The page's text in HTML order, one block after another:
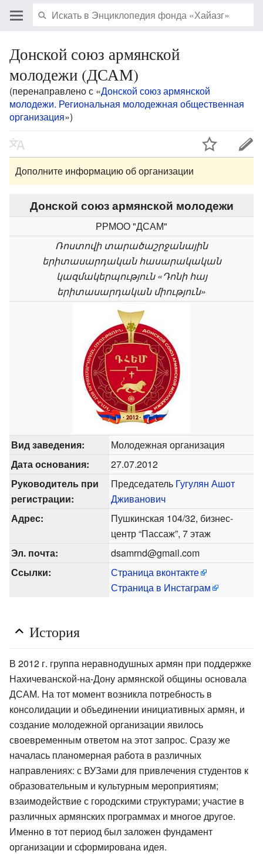
Донской союз армянской
молодежи (ДСАМ)
(перенаправлено с «Донской союз армянской
молодежи. Региональная молодежная общественная
организация»)
Дополните информацию об организации
Донской союз армянской молодежи
РРМОО "ДСАМ"
Ռոստովի տարածաշրջանային
երիտասարդական հասարակական
կազմակերպություն «Դոնի հայ
երիտասարդական միություն»
Вид заведения:
Молодежная организация
Дата основания:
27.07.2012
Руководитель при
регистрации:
Председатель Гугулян Ашот
Дживанович
Адрес:
Пушкинская 104/32, бизнес-
центр “Пассаж”, 7 этаж
Эл. почта:
dsamrnd@gmail.com
Ссылки:
Страница вконтакте
Страница в Инстаграм
История
В 2012 г. группа неравнодушных армян при поддержке
Нахичеванской-на-Дону армянской общины основала
ДСАМ. На тот момент возникла потребность в
консолидации и объединении инициативных армян, и
создание молодежной организации явилось
своевременным ответом на этот запрос. Сразу же
началась планомерная работа в различных
направлениях: с ВУЗами для привлечения студентов к
образовательным и культурным мероприятиям;
взаимодействие с городскими структурами; участие в
различных армянских программах и многое другое.
Именно в тот период был заложен фундамент
организации и сформирована идея.